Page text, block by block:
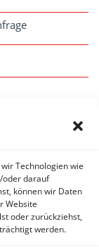
Technologien wie
oder darauf
können wir Daten
Website
oder zurückziehst,
werden.